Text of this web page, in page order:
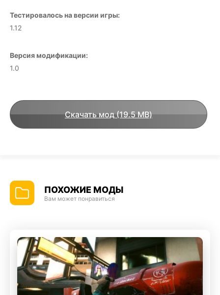
Тестировалось на версии игры:
1.12
Версия модификации:
1.0
Скачать мод (19.5 MB)
ПОХОЖИЕ МОДЫ
Вам может понравиться